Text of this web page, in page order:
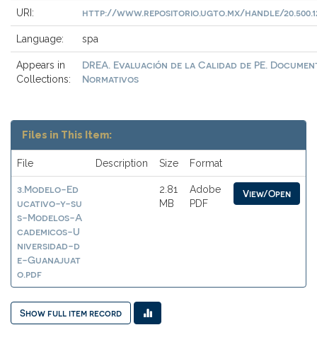
URI: http://www.repositorio.ugto.mx/handle/
Language: spa
Appears in
Collections:
DREA. Evaluación de la Calidad de PE.
Normativos
Files in This Item:
File Description Size Format
3.Modelo-Ed
ucativo-y-su
s-Modelos-A
cademicos-U
niversidad-d
e-Guanajuat
o.pdf
2.81
MB
Adobe
PDF
View/Open
Show full item record